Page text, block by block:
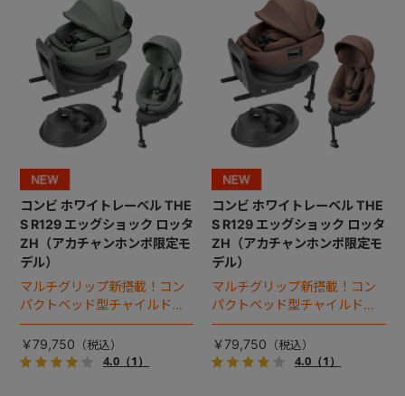
コンビ ホワイトレーベル THE
S R129 エッグショック ロッタ
ZH（アカチャンホンポ限定モ
デル）
マルチグリップ新搭載！コン
パクトベッド型チャイルドシ
ート（2026年モデル）。
￥79,750
4.0（1）
コンビ ホワイトレーベル THE
S R129 エッグショック ロッタ
ZH（アカチャンホンポ限定モ
デル）
マルチグリップ新搭載！コン
パクトベッド型チャイルドシ
ート（2026年モデル）。
￥79,750
4.0（1）